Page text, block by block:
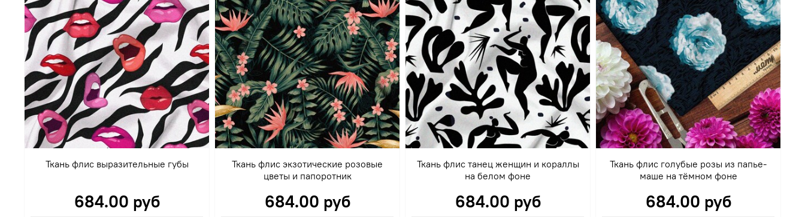
Ткань флис выразительные губы
684.00 руб
Ткань флис экзотические розовые
цветы и папоротник
684.00 руб
Ткань флис танец женщин и кораллы
на белом фоне
684.00 руб
Ткань флис голубые розы из папье-
маше на тёмном фоне
684.00 руб